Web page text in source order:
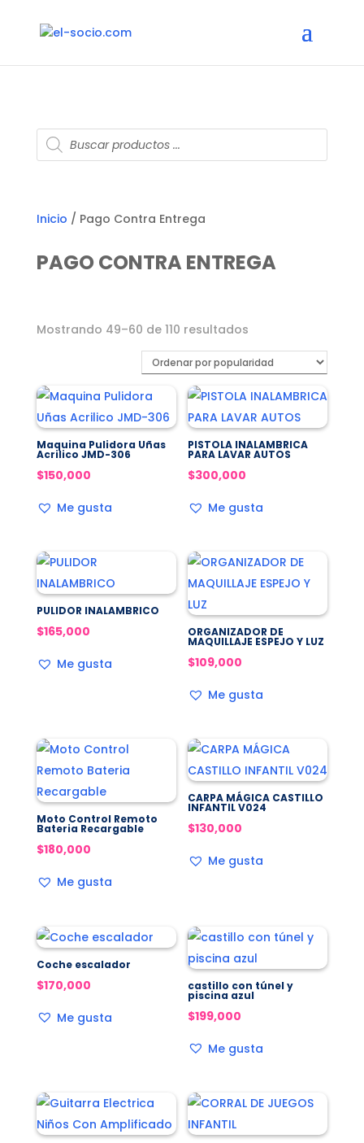
Búsqueda
de
productos
Inicio / Pago Contra Entrega
PAGO CONTRA ENTREGA
Mostrando 49–60 de 110 resultadosOrdenado
por
popularidad
Maquina Pulidora Uñas
Acrilico JMD-306
$150,000
Me gusta
PISTOLA INALAMBRICA
PARA LAVAR AUTOS
$300,000
Me gusta
PULIDOR INALAMBRICO
$165,000
Me gusta
ORGANIZADOR DE
MAQUILLAJE ESPEJO Y LUZ
$109,000
Me gusta
Moto Control Remoto
Bateria Recargable
$180,000
Me gusta
CARPA MÁGICA CASTILLO
INFANTIL V024
$130,000
Me gusta
Coche escalador
$170,000
Me gusta
castillo con túnel y
piscina azul
$199,000
Me gusta